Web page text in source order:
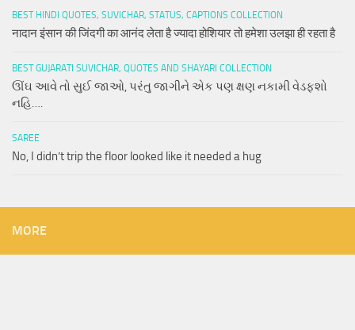
BEST HINDI QUOTES, SUVICHAR, STATUS, CAPTIONS COLLECTION
नादान इंसान की जिंदगी का आनंद लेता है ज्यादा होशियार तो हमेशा उलझा ही रहता है
BEST GUJARATI SUVICHAR, QUOTES AND SHAYARI COLLECTION
ઊંઘ આવે તો સુઈ જાઓ, પરંતુ જાગીને એક પણ ક્ષણ નકામી વેડફશો
નહિ….
SAREE
No, I didn’t trip the floor looked like it needed a hug
MORE